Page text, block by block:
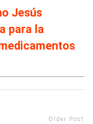
Jesús
para la
Older Post